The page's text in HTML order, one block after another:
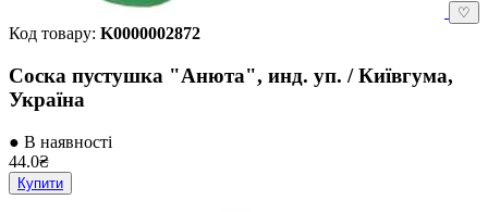
♡
Код товару: K0000002872
Соска пустушка "Анюта", инд. уп. / Київгума,
Україна
● В наявності
44.0₴
Купити